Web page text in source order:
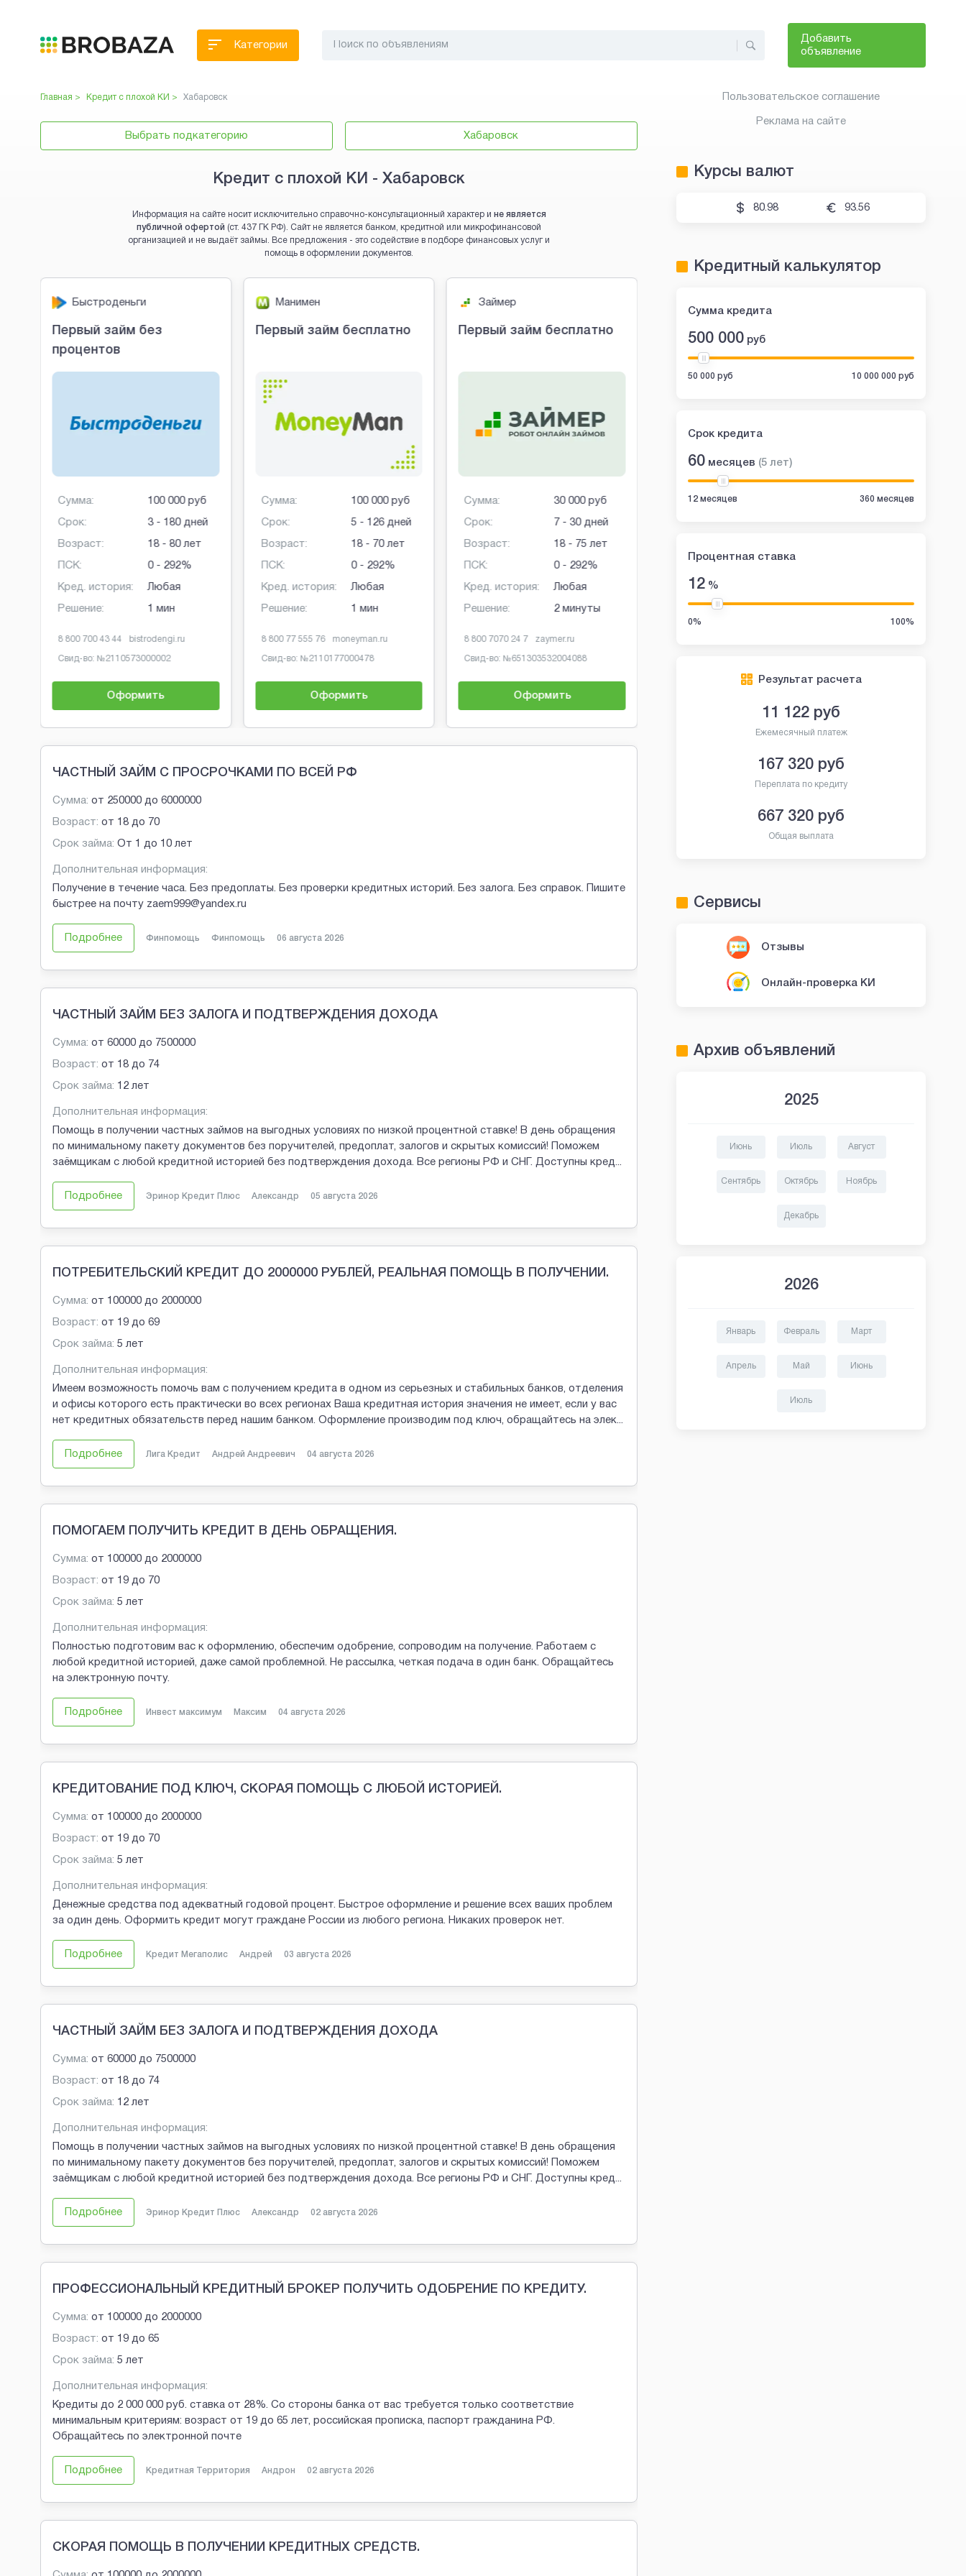
Добавить
объявление
Категории
Главная > Кредит с плохой КИ > Хабаровск
Выбрать подкатегорию Хабаровск
Кредит с плохой КИ - Хабаровск
Информация на сайте носит исключительно справочно-консультационный характер и не является
публичной офертой (ст. 437 ГК РФ). Сайт не является банком, кредитной или микрофинансовой
организацией и не выдаёт займы. Все предложения - это содействие в подборе финансовых услуг и
помощь в оформлении документов.
Brobaza - VIP-объявления
Быстроденьги
Первый займ без
процентов
Сумма:
Срок:
Возраст:
ПСК:
Кред. история:
Решение:
100 000 руб
3 - 180 дней
18 - 80 лет
0 - 292%
Любая
1 мин
8 800 700 43 44 bistrodengi.ru
Свид-во: №2110573000002
Оформить
Манимен
Первый займ бесплатно
Сумма:
Срок:
Возраст:
ПСК:
Кред. история:
Решение:
100 000 руб
5 - 126 дней
18 - 70 лет
0 - 292%
Любая
1 мин
8 800 77 555 76 moneyman.ru
Свид-во: №2110177000478
Оформить
Займер
Первый займ бесплатно
Сумма:
Срок:
Возраст:
ПСК:
Кред. история:
Решение:
30 000 руб
7 - 30 дней
18 - 75 лет
0 - 292%
Любая
2 минуты
8 800 7070 24 7 zaymer.ru
Свид-во: №651303532004088
Оформить
Brobaza - Обычные объявления
ЧАСТНЫЙ ЗАЙМ С ПРОСРОЧКАМИ ПО ВСЕЙ РФ
Сумма: от 250000 до 6000000
Возраст: от 18 до 70
Срок займа: От 1 до 10 лет
Дополнительная информация:
Получение в течение часа. Без предоплаты. Без проверки кредитных историй. Без залога. Без справок. Пишите
быстрее на почту zaem999@yandex.ru
Подробнее Финпомощь Финпомощь 06 августа 2026
ЧАСТНЫЙ ЗАЙМ БЕЗ ЗАЛОГА И ПОДТВЕРЖДЕНИЯ ДОХОДА
Сумма: от 60000 до 7500000
Возраст: от 18 до 74
Срок займа: 12 лет
Дополнительная информация:
Помощь в получении частных займов на выгодных условиях по низкой процентной ставке! В день обращения
по минимальному пакету документов без поручителей, предоплат, залогов и скрытых комиссий! Поможем
заёмщикам с любой кредитной историей без подтверждения дохода. Все регионы РФ и СНГ. Доступны кред
Подробнее Эринор Кредит Плюс Александр 05 августа 2026
ПОТРЕБИТЕЛЬСКИЙ КРЕДИТ ДО 2000000 РУБЛЕЙ, РЕАЛЬНАЯ ПОМОЩЬ В ПОЛУЧЕНИИ.
Сумма: от 100000 до 2000000
Возраст: от 19 до 69
Срок займа: 5 лет
Дополнительная информация:
Имеем возможность помочь вам с получением кредита в одном из серьезных и стабильных банков, отделения
и офисы которого есть практически во всех регионах Ваша кредитная история значения не имеет, если у вас
нет кредитных обязательств перед нашим банком. Оформление производим под ключ, обращайтесь на элек
Подробнее Лига Кредит Андрей Андреевич 04 августа 2026
ПОМОГАЕМ ПОЛУЧИТЬ КРЕДИТ В ДЕНЬ ОБРАЩЕНИЯ.
Сумма: от 100000 до 2000000
Возраст: от 19 до 70
Срок займа: 5 лет
Дополнительная информация:
Полностью подготовим вас к оформлению, обеспечим одобрение, сопроводим на получение. Работаем с
любой кредитной историей, даже самой проблемной. Не рассылка, четкая подача в один банк. Обращайтесь
на электронную почту.
Подробнее Инвест максимум Максим 04 августа 2026
КРЕДИТОВАНИЕ ПОД КЛЮЧ, СКОРАЯ ПОМОЩЬ С ЛЮБОЙ ИСТОРИЕЙ.
Сумма: от 100000 до 2000000
Возраст: от 19 до 70
Срок займа: 5 лет
Дополнительная информация:
Денежные средства под адекватный годовой процент. Быстрое оформление и решение всех ваших проблем
за один день. Оформить кредит могут граждане России из любого региона. Никаких проверок нет.
Подробнее Кредит Мегаполис Андрей 03 августа 2026
ЧАСТНЫЙ ЗАЙМ БЕЗ ЗАЛОГА И ПОДТВЕРЖДЕНИЯ ДОХОДА
Сумма: от 60000 до 7500000
Возраст: от 18 до 74
Срок займа: 12 лет
Дополнительная информация:
Помощь в получении частных займов на выгодных условиях по низкой процентной ставке! В день обращения
по минимальному пакету документов без поручителей, предоплат, залогов и скрытых комиссий! Поможем
заёмщикам с любой кредитной историей без подтверждения дохода. Все регионы РФ и СНГ. Доступны кред
Подробнее Эринор Кредит Плюс Александр 02 августа 2026
ПРОФЕССИОНАЛЬНЫЙ КРЕДИТНЫЙ БРОКЕР ПОЛУЧИТЬ ОДОБРЕНИЕ ПО КРЕДИТУ.
Сумма: от 100000 до 2000000
Возраст: от 19 до 65
Срок займа: 5 лет
Дополнительная информация:
Кредиты до 2 000 000 руб. ставка от 28%. Со стороны банка от вас требуется только соответствие
минимальным критериям: возраст от 19 до 65 лет, российская прописка, паспорт гражданина РФ.
Обращайтесь по электронной почте
Подробнее Кредитная Территория Андрон 02 августа 2026
СКОРАЯ ПОМОЩЬ В ПОЛУЧЕНИИ КРЕДИТНЫХ СРЕДСТВ.
Пользовательское соглашение
Реклама на сайте
Курсы валют
80.98 93.56
Кредитный калькулятор
Сумма кредита
500 000 руб
50 000 руб 10 000 000 руб
Срок кредита
60 месяцев (5 лет)
12 месяцев 360 месяцев
Процентная ставка
12 %
0% 100%
Результат расчета
11 122 руб
Ежемесячный платеж
167 320 руб
Переплата по кредиту
667 320 руб
Общая выплата
Сервисы
Отзывы
Онлайн-проверка КИ
Архив объявлений
2025
Июнь Июль Август
Сентябрь Октябрь Ноябрь
Декабрь
2026
Январь Февраль Март
Апрель Май Июнь
Июль